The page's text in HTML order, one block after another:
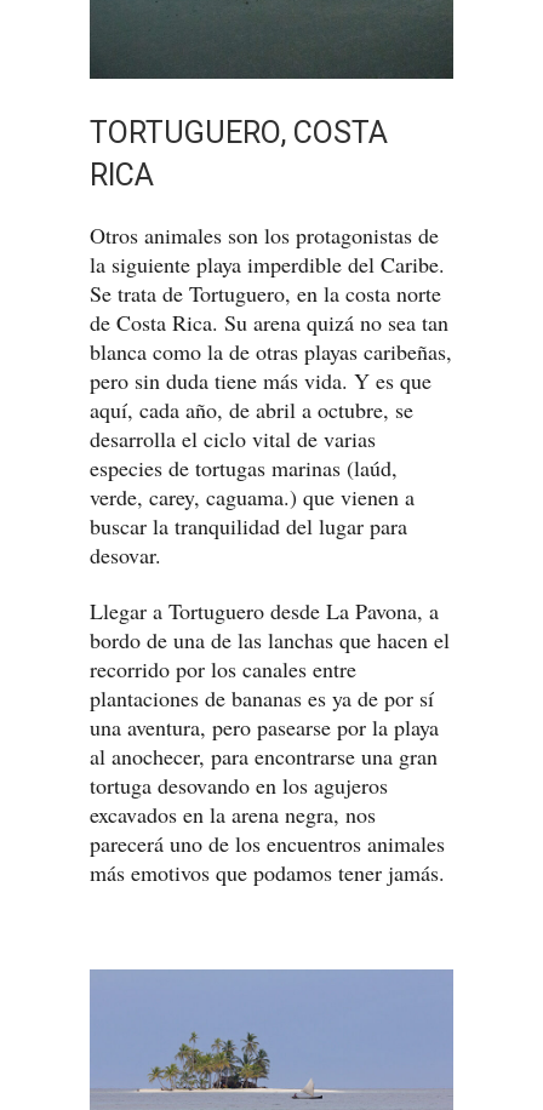
TORTUGUERO, COSTA
RICA
Otros animales son los protagonistas de
la siguiente playa imperdible del Caribe.
Se trata de Tortuguero, en la costa norte
de Costa Rica. Su arena quizá no sea tan
blanca como la de otras playas caribeñas,
pero sin duda tiene más vida. Y es que
aquí, cada año, de abril a octubre, se
desarrolla el ciclo vital de varias
especies de tortugas marinas (laúd,
verde, carey, caguama.) que vienen a
buscar la tranquilidad del lugar para
desovar.
Llegar a Tortuguero desde La Pavona, a
bordo de una de las lanchas que hacen el
recorrido por los canales entre
plantaciones de bananas es ya de por sí
una aventura, pero pasearse por la playa
al anochecer, para encontrarse una gran
tortuga desovando en los agujeros
excavados en la arena negra, nos
parecerá uno de los encuentros animales
más emotivos que podamos tener jamás.